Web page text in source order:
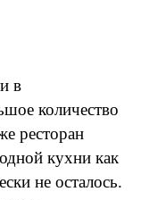
в
количество
ресторан
кухни как
не осталось.